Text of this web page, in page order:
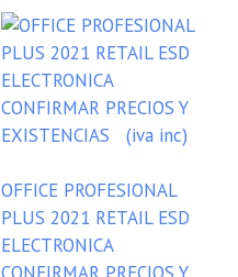
OFFICE PROFESIONAL
PLUS 2021 RETAIL ESD
ELECTRONICA